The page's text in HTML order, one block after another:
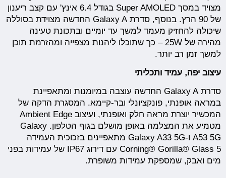
מצויד במסך Super AMOLED בגודל 6.4 אינץ' עם קצב ריענון
של 90 הרץ. בנוסף, סדרת Galaxy A החדשה מצוידת בסוללה
שיכולה להחזיק מעמד למשך עד יומיים ובתכונת טעינה
מהירה של 25W – כך שתוכלו ליהנות מצפייה ומהזרמת תוכן
למשך זמן רב יותר.
עיצוב יפה, עמיד ותכליתי
סדרת Galaxy A החדשה עוצבה במיומנות ומתאפיינת
במראה אופנתי, פונקציונלי ובר-קיימא. המסגרת הדקה של
המכשיר יוצרת מראה חלק ואופנתי, ועיצוב Ambient Edge
מטמיע את המצלמה באופן מושלם בגוף הטלפון. Galaxy
A53 5G ו-Galaxy A33 5G מתאפיינים בזכוכית העמידה
Corning® Gorilla® Glass 5 עם דירוג IP67 של עמידות בפני
מים ואבק, שמספקת עמידות משופרת.